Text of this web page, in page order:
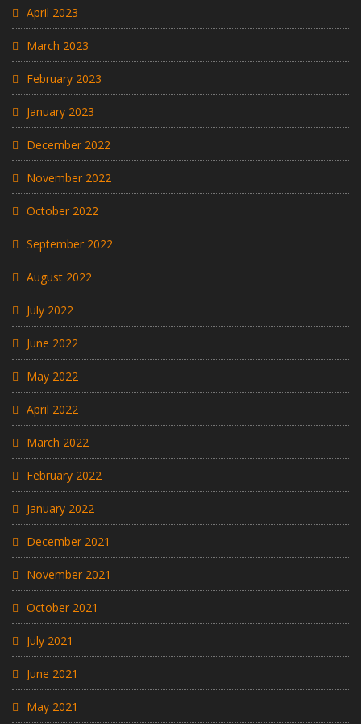
April 2023
March 2023
February 2023
January 2023
December 2022
November 2022
October 2022
September 2022
August 2022
July 2022
June 2022
May 2022
April 2022
March 2022
February 2022
January 2022
December 2021
November 2021
October 2021
July 2021
June 2021
May 2021